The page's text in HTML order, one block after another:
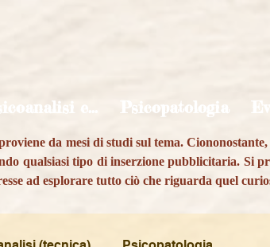
e... Psicopatologia
da mesi di studi sul tema.
qualsiasi tipo di inserzione pubblicitaria. Si
ad esplorare tutto ciò che riguarda quel